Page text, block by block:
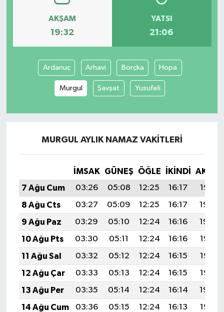
AKŞAM
19:32
YATSI
21:06
Ardanuç Arhavi Borçka Hopa
Murgul Şavşat Yusufeli
MURGUL AYLIK NAMAZ VAKITLERI
İMSAK GÜNEŞ ÖĞLE İKINDI
7 Ağu Cum
03:26 05:08 12:25 16:17
19:32
8 Ağu Cts
03:27 05:09 12:25 16:17
19:30
9 Ağu Paz
03:29 05:10 12:24 16:16
19:29
10 Ağu Pts
03:30 05:11 12:24 16:16
19:28
11 Ağu Sal
03:32 05:12 12:24 16:15
19:27
12 Ağu Çar
03:33 05:13 12:24 16:15
19:25
13 Ağu Per
03:35 05:14 12:24 16:14
19:24
14 Ağu Cum
03:36 05:15 12:24 16:13
19:22
Yaşam